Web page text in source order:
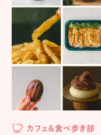
カフェ＆食べ歩き部